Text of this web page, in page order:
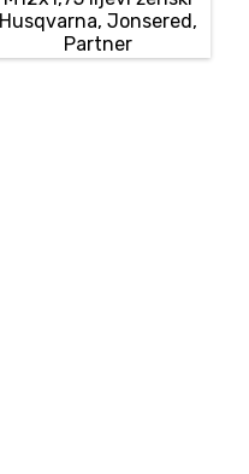
Husqvarna, Jonsered,
Partner